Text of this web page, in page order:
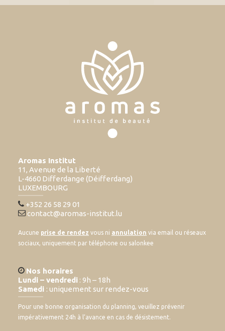
Aromas Institut
11, Avenue de la Liberté
L-4660 Differdange (Déifferdang)
LUXEMBOURG
+352 26 58 29 01
contact@aromas-institut.lu
Aucune prise de rendez vous ni annulation via email ou réseaux
sociaux, uniquement par téléphone ou salonkee
Nos horaires
Lundi – vendredi : 9h – 18h
Samedi : uniquement sur rendez-vous
Pour une bonne organisation du planning, veuillez prévenir
impérativement 24h à l’avance en cas de désistement.